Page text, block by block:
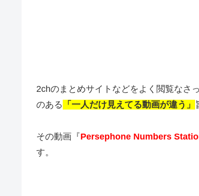
2chのまとめサイトなどをよく閲覧なさ
のある 「一人だけ見えてる動画が違う」
その動画『Persephone Numbers
す。